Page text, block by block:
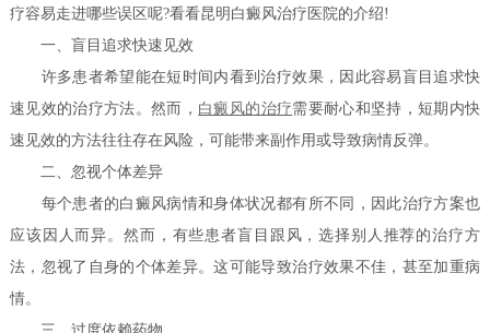
疗容易走进哪些误区呢?看看昆明白癜风治疗医院的介绍!
一、盲目追求快速见效
许多患者希望能在短时间内看到治疗效果，因此容易盲目追求快
速见效的治疗方法。然而， 白癜风的治疗需要耐心和坚持，短期内快
速见效的方法往往存在风险，可能带来副作用或导致病情反弹。
二、忽视个体差异
每个患者的白癜风病情和身体状况都有所不同，因此治疗方案也
应该因人而异。然而，有些患者盲目跟风，选择别人推荐的治疗方
法，忽视了自身的个体差异。这可能导致治疗效果不佳，甚至加重病
情。